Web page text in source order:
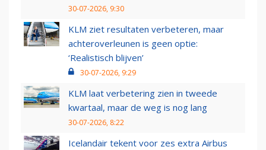
30-07-2026, 9:30
KLM ziet resultaten verbeteren, maar
achteroverleunen is geen optie:
‘Realistisch blijven’
30-07-2026, 9:29
KLM laat verbetering zien in tweede
kwartaal, maar de weg is nog lang
30-07-2026, 8:22
Icelandair tekent voor zes extra Airbus